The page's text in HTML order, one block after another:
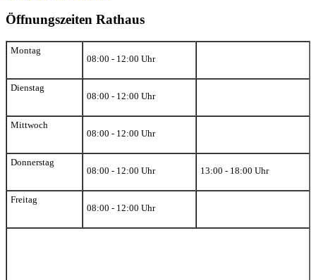
Öffnungszeiten Rathaus
Montag
08:00 - 12:00 Uhr
Dienstag
08:00 - 12:00 Uhr
Mittwoch
08:00 - 12:00 Uhr
Donnerstag
08:00 - 12:00 Uhr
13:00 - 18:00 Uhr
Freitag
08:00 - 12:00 Uhr